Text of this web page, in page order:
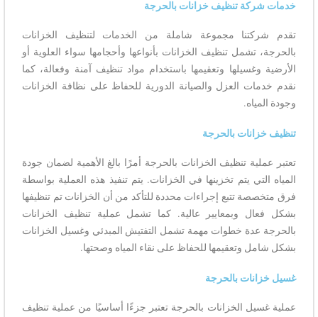
خدمات شركة تنظيف خزانات بالحرجة
تقدم شركتنا مجموعة شاملة من الخدمات لتنظيف الخزانات
بالحرجة، تشمل تنظيف الخزانات بأنواعها وأحجامها سواء العلوية أو
الأرضية وغسيلها وتعقيمها باستخدام مواد تنظيف آمنة وفعالة، كما
نقدم خدمات العزل والصيانة الدورية للحفاظ على نظافة الخزانات
وجودة المياه.
تنظيف خزانات بالحرجة
تعتبر عملية تنظيف الخزانات بالحرجة أمرًا بالغ الأهمية لضمان جودة
المياه التي يتم تخزينها في الخزانات. يتم تنفيذ هذه العملية بواسطة
فرق متخصصة تتبع إجراءات محددة للتأكد من أن الخزانات تم تنظيفها
بشكل فعال وبمعايير عالية. كما تشمل عملية تنظيف الخزانات
بالحرجة عدة خطوات مهمة تشمل التفتيش المبدئي وغسيل الخزانات
بشكل شامل وتعقيمها للحفاظ على نقاء المياه وصحتها.
غسيل خزانات بالحرجة
عملية غسيل الخزانات بالحرجة تعتبر جزءًا أساسيًا من عملية تنظيف